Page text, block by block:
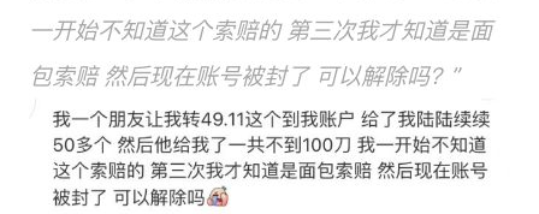
一开始不知道这个索赔的 第三次我才知道是面
包索赔 然后现在账号被封了 可以解除吗？”